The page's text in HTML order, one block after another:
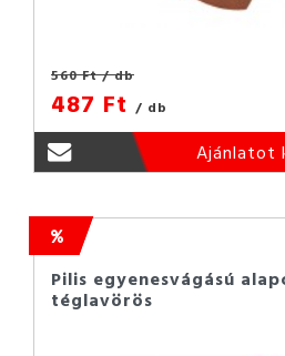
560 Ft/ db
487 Ft / db
Ajánlatot
Pilis egyenesvágású
téglavörös